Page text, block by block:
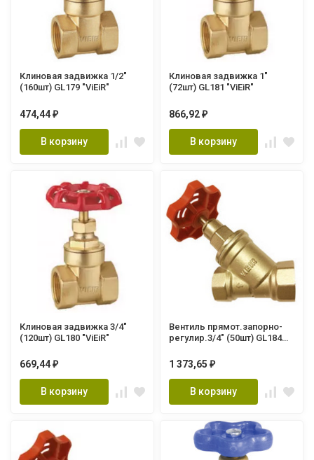
Клиновая задвижка 1/2"
(160шт) GL179 "ViEiR"
474,44 ₽
В корзину
Клиновая задвижка 1"
(72шт) GL181 "ViEiR"
866,92 ₽
В корзину
Клиновая задвижка 3/4"
(120шт) GL180 "ViEiR"
669,44 ₽
В корзину
Вентиль прямот.запорно-
регулир.3/4" (50шт) GL184
1 373,65 ₽
В корзину